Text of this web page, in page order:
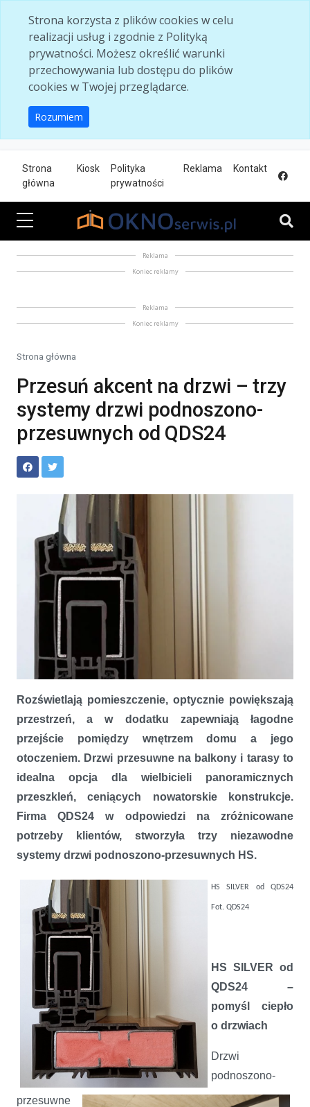
Strona korzysta z plików cookies w celu
realizacji usług i zgodnie z Polityką
prywatności. Możesz określić warunki
przechowywania lub dostępu do plików
cookies w Twojej przeglądarce.
Rozumiem
Strona
główna
Kiosk
Polityka
prywatności
Reklama Kontakt
Reklama
Koniec reklamy
Reklama
Koniec reklamy
Strona główna
Przesuń akcent na drzwi – trzy
systemy drzwi podnoszono-
przesuwnych od QDS24
Przesuń akcent na drzwi – trzy systemy drzwi podnoszono-
przesuwnych od QDS24
Rozświetlają pomieszczenie, optycznie powiększają
przestrzeń, a w dodatku zapewniają łagodne
przejście pomiędzy wnętrzem domu a jego
otoczeniem. Drzwi przesuwne na balkony i tarasy to
idealna opcja dla wielbicieli panoramicznych
przeszkleń, ceniących nowatorskie konstrukcje.
Firma QDS24 w odpowiedzi na zróżnicowane
potrzeby klientów, stworzyła trzy niezawodne
systemy drzwi podnoszono-przesuwnych HS.
HS SILVER od QDS24
Fot. QDS24
HS SILVER od
QDS24 –
pomyśl ciepło
o drzwiach
Drzwi
podnoszono-
przesuwne